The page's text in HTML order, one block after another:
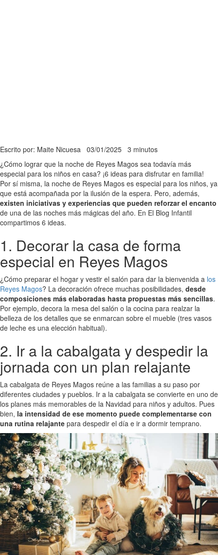
Escrito por: Maite Nicuesa 03/01/2025 3 minutos
¿Cómo lograr que la noche de Reyes Magos sea todavía más
especial para los niños en casa? ¡6 ideas para disfrutar en familia!
Por sí misma, la noche de Reyes Magos es especial para los niños, ya
que está acompañada por la ilusión de la espera. Pero, además,
existen iniciativas y experiencias que pueden reforzar el encanto
de una de las noches más mágicas del año. En El Blog Infantil
compartimos 6 ideas.
1. Decorar la casa de forma
especial en Reyes Magos
¿Cómo preparar el hogar y vestir el salón para dar la bienvenida a los
Reyes Magos? La decoración ofrece muchas posibilidades, desde
composiciones más elaboradas hasta propuestas más sencillas.
Por ejemplo, decora la mesa del salón o la cocina para realzar la
belleza de los detalles que se enmarcan sobre el mueble (tres vasos
de leche es una elección habitual).
2. Ir a la cabalgata y despedir la
jornada con un plan relajante
La cabalgata de Reyes Magos reúne a las familias a su paso por
diferentes ciudades y pueblos. Ir a la cabalgata se convierte en uno de
los planes más memorables de la Navidad para niños y adultos. Pues
bien, la intensidad de ese momento puede complementarse con
una rutina relajante para despedir el día e ir a dormir temprano.